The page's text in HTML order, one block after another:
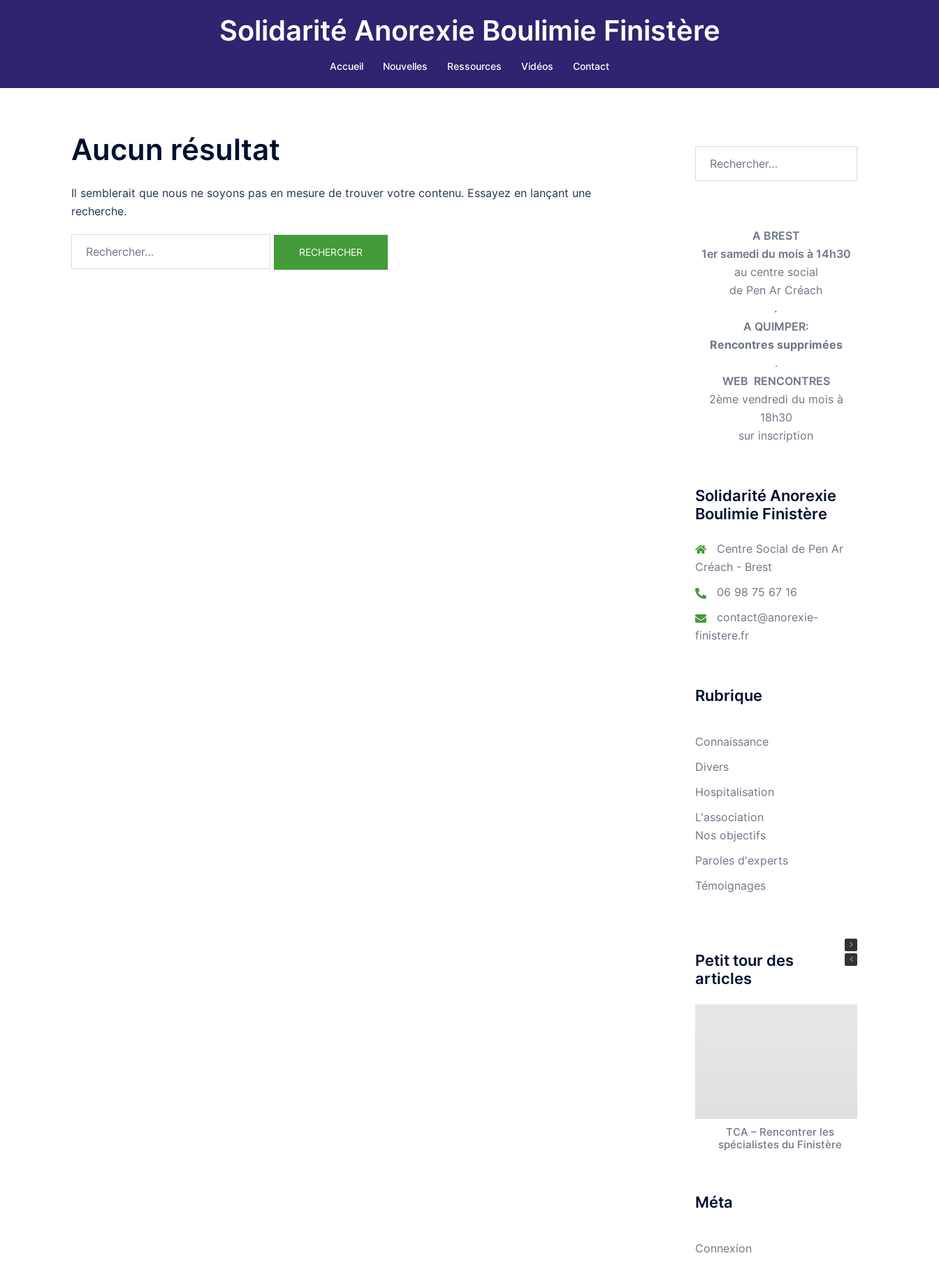
Solidarité Anorexie Boulimie Finistère
Accueil Nouvelles Ressources Vidéos Contact
Aucun résultat
Il semblerait que nous ne soyons pas en mesure de trouver votre contenu. Essayez en lançant une
recherche.
A BREST
1er samedi du mois à 14h30
au centre social
de Pen Ar Créach
.
A QUIMPER:
Rencontres supprimées
.
WEB RENCONTRES
2ème vendredi du mois à
18h30
sur inscription
Solidarité Anorexie
Boulimie Finistère
Centre Social de Pen Ar
Créach - Brest
06 98 75 67 16
contact@anorexie-
finistere.fr
Rubrique
Connaissance
Divers
Hospitalisation
L'association
Nos objectifs
Paroles d'experts
Témoignages
Petit tour des
articles
TCA – Rencontrer les
spécialistes du Finistère
Méta
Connexion